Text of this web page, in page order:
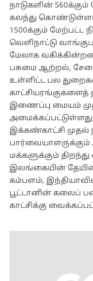
நாடுகளின்
கலந்து
1500க்கும் மேற்பட்ட
வெளிநாட்டு
மேலாக
பசுமை ஆற்றல்,
உள்ளிட்ட பல
காட்சியரங்குகளைத்
இணைப்பு மையம்
இக்கண்காட்சி முதல்
பார்வையாளருக்கும்
மக்களுக்கும்
இலங்கையின்
கம்பளம்,
பூட்டானின் கலைப்
காட்சிக்கு